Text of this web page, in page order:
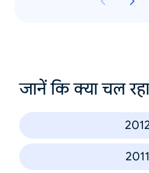
जानें कि क्या चल
2011